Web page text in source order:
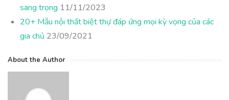
sang trọng 11/11/2023
20+ Mẫu nội thất biệt thự đáp ứng mọi kỳ vọng của các
gia chủ 23/09/2021
About the Author